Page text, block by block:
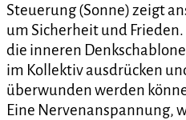
Steuerung (Sonne) zeigt
um Sicherheit und Frieden.
die inneren
im Kollektiv ausdrücken
überwunden werden
Eine Nervenanspannung,